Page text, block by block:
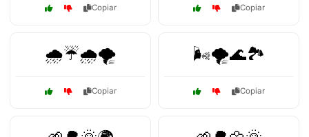
Copiar Copiar
🌧️☔🌧️🌪️
Copiar
🌬️🌪️🌊🏞️
Copiar